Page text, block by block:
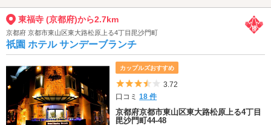
東福寺 (京都府)から2.7km
京都府 京都市東山区東大路松原上る4丁目毘沙門町
祇園 ホテル サンデーブランチ
カップルズおすすめ
5つ星のうち3.5
3.72
口コミ18 件
京都府京都市東山区東大路松原上る4丁目
毘沙門町44-48